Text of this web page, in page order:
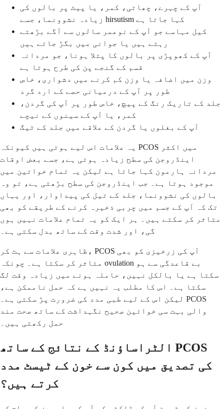
آپ کے چہرے، چھاتی، کمر، یا پیٹ پر بالوں کی
زیادہ نشوونما، جسے hirsutism کہا جاتا ہے
کیل مہاسے جو آپ کے نوعمر سالوں سے آگے بڑھتے
رہتے ہیں یا جوانی میں بگڑ جاتے ہیں
آپ کے کھوپڑی پر بالوں کا پتلا ہونا، جو مردانہ
قسم کے گنجے پن کی طرح ہوتا ہے
وزن میں اضافہ یا وزن کم کرنے میں دشواری، خاص
طور پر آپ کے درمیانی حصے کے ارد گرد
جلد کے تاریک رنگ کے پیچ، خاص طور پر آپ کی گردن،
کمر، یا آپ کے سینوں کے نیچے
آپ کے بغلوں یا گردن کے علاقے میں جلد کے ٹیگ
یہ علامات اس لیے ہوتی ہیں کیونکہ PCOS میں اکثر
اینڈروجن کی سطح زیادہ ہوتی ہے، جسے بعض اوقات
مردانہ ہارمون کہا جاتا ہے لیکن یہ تمام خواتین میں
موجود ہوتا ہے۔ جب اینڈروجن کی سطح بڑھتی ہے، تو وہ
بالوں کی نشوونما، جلد کے تیل کی پیداوار، اور یہاں
تک کہ آپ کے جسم میں چربی ذخیرہ کرنے کے طریقے کو بھی
متاثر کر سکتے ہیں۔ ہر ایک کو یہ تمام علامات نہیں ہوں
گی، اور شدت وقت کے ساتھ بدل سکتی ہے۔
ظاہری علامات سے ہٹ کر، PCOS آپ کی زرخیزی کو بھی
متاثر کر سکتا ہے۔ چونکہ ovulation بے قاعدگی سے ہو
سکتا ہے یا بالکل نہیں، حاملہ ہونے میں زیادہ وقت لگ
سکتا ہے۔ اس کا مطلب یہ نہیں ہے کہ حمل ناممکن ہے،
لیکن اس کے لیے طبی مدد کی ضرورت پڑ سکتی ہے۔ PCOS
والی بہت سی خواتین صحیح نگہداشت کے ساتھ صحت مند
حمل رکھتی ہیں۔
الٹراساؤنڈ کے نتائج کے ساتھ PCOS
کی تصدیق میں کون سے خون کے ٹیسٹ مدد
کرتے ہیں؟